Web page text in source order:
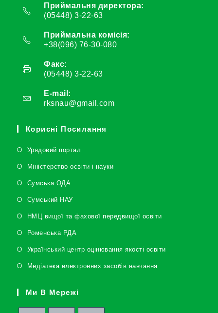
Приймальня директора:
(05448) 3-22-63
Приймальна комісія:
+38(096) 76-30-080
Факс:
(05448) 3-22-63
E-mail:
rksnau@gmail.com
Корисні Посилання
Урядовий портал
Міністерство освіти і науки
Сумська ОДА
Сумський НАУ
НМЦ вищої та фахової передвищої освіти
Роменська РДА
Український центр оцінювання якості освіти
Медіатека електронних засобів навчання
Ми В Мережі